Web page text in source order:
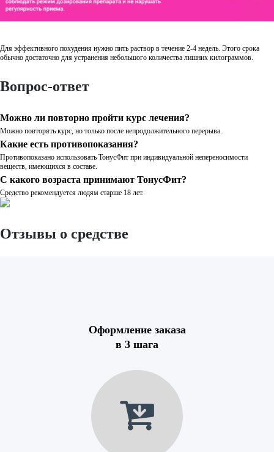
Для эффективного похудения нужно пить раствор в течение 2-4 недель. Этого срока
обычно достаточно для устранения небольшого количества лишних килограммов.
Вопрос-ответ
Можно ли повторно пройти курс лечения?
Можно повторять курс, но только после непродолжительного перерыва.
Какие есть противопоказания?
Противопоказано использовать ТонусФит при индивидуальной непереносимости
веществ, имеющихся в составе.
С какого возраста принимают ТонусФит?
Средство рекомендуется людям старше 18 лет.
Отзывы о средстве
Оформление заказа
в 3 шага